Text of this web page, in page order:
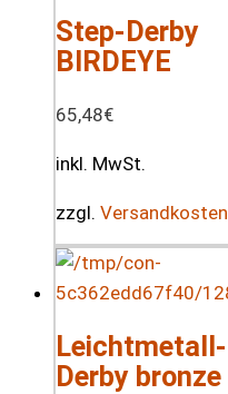
Step-Derby
BIRDEYE
65,48€
inkl. MwSt.
zzgl. Versandkosten
Leichtmetall-
Derby bronze